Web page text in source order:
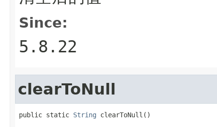
Since:
5.8.22
clearToNull
public static String clearToNull()